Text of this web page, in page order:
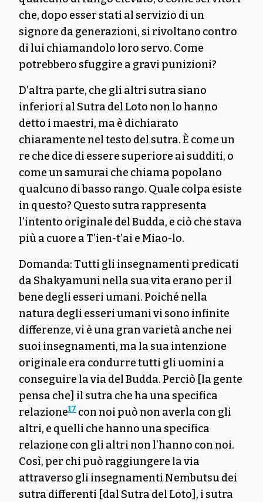
che, dopo esser stati al servizio di un
signore da generazioni, si rivoltano contro
di lui chiamandolo loro servo. Come
potrebbero sfuggire a gravi punizioni?
D’altra parte, che gli altri sutra siano
inferiori al Sutra del Loto non lo hanno
detto i maestri, ma è dichiarato
chiaramente nel testo del sutra. È come un
re che dice di essere superiore ai sudditi, o
come un samurai che chiama popolano
qualcuno di basso rango. Quale colpa esiste
in questo? Questo sutra rappresenta
l’intento originale del Budda, e ciò che stava
più a cuore a T’ien-t’ai e Miao-lo.
Domanda: Tutti gli insegnamenti predicati
da Shakyamuni nella sua vita erano per il
bene degli esseri umani. Poiché nella
natura degli esseri umani vi sono infinite
differenze, vi è una gran varietà anche nei
suoi insegnamenti, ma la sua intenzione
originale era condurre tutti gli uomini a
conseguire la via del Budda. Perciò [la gente
pensa che] il sutra che ha una specifica
relazione17 con noi può non averla con gli
altri, e quelli che hanno una specifica
relazione con gli altri non l’hanno con noi.
Così, per chi può raggiungere la via
attraverso gli insegnamenti Nembutsu dei
sutra differenti [dal Sutra del Loto], i sutra